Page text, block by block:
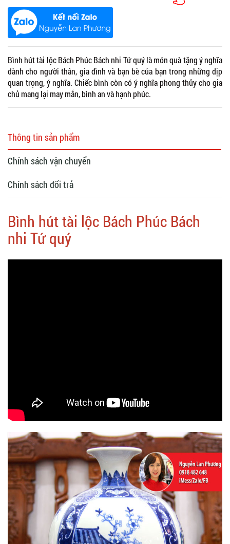
Bình hút tài lộc Bách Phúc Bách nhi Tứ quý là món quà tặng ý nghĩa
dành cho người thân, gia đình và bạn bè của bạn trong những dịp
quan trọng, ý nghĩa. Chiếc bình còn có ý nghĩa phong thủy cho gia
chủ mang lại may mắn, bình an và hạnh phúc.
Thông tin sản phẩm
Chính sách vận chuyển
Chính sách đổi trả
Bình hút tài lộc Bách Phúc Bách
nhi Tứ quý